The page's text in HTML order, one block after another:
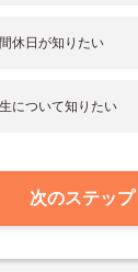
休日が知りたい
について知りたい
次のステップ